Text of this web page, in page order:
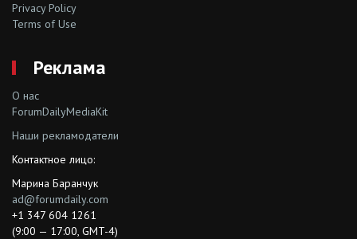
Privacy Policy
Terms of Use
Реклама
О нас
ForumDailyMediaKit
Наши рекламодатели
Контактное лицо:
Марина Баранчук
ad@forumdaily.com
+1 347 604 1261
(9:00 — 17:00, GMT-4)